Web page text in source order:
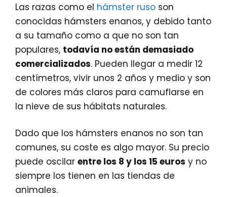
Las razas como el hámster ruso son
conocidas hámsters enanos, y debido tanto
a su tamaño como a que no son tan
populares, todavía no están demasiado
comercializados. Pueden llegar a medir 12
centímetros, vivir unos 2 años y medio y son
de colores más claros para camuflarse en
la nieve de sus hábitats naturales.
Dado que los hámsters enanos no son tan
comunes, su coste es algo mayor. Su precio
puede oscilar entre los 8 y los 15 euros y no
siempre los tienen en las tiendas de
animales.